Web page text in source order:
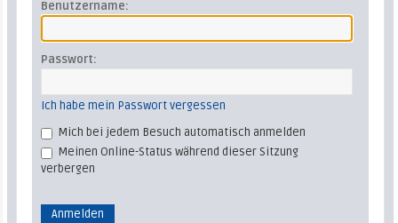
Benutzername:
Passwort:
Ich habe mein Passwort vergessen
Mich bei jedem Besuch automatisch anmelden
Meinen Online-Status während dieser Sitzung
verbergen